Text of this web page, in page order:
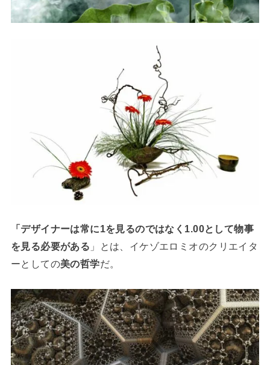
「デザイナーは常に1を見るのではなく1.00として物事
を見る必要がある 」とは、イケゾエロミオのクリエイタ
ーとしての美の哲学だ。